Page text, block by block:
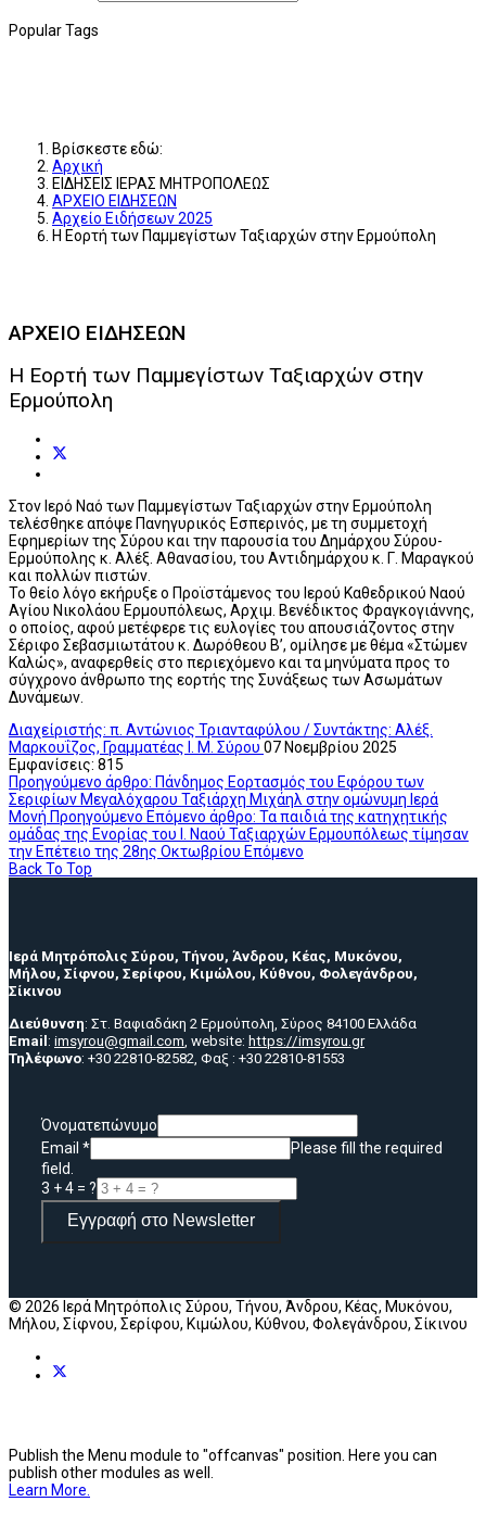
Popular Tags
Βρίσκεστε εδώ:
Αρχική
ΕΙΔΗΣΕΙΣ ΙΕΡΑΣ ΜΗΤΡΟΠΟΛΕΩΣ
ΑΡΧΕΙΟ ΕΙΔΗΣΕΩΝ
Αρχείο Ειδήσεων 2025
Η Εορτή των Παμμεγίστων Ταξιαρχών στην Ερμούπολη
ΑΡΧΕΙΟ ΕΙΔΗΣΕΩΝ
Η Εορτή των Παμμεγίστων Ταξιαρχών στην
Ερμούπολη
Στον Ιερό Ναό των Παμμεγίστων Ταξιαρχών στην Ερμούπολη
τελέσθηκε απόψε Πανηγυρικός Εσπερινός, με τη συμμετοχή
Εφημερίων της Σύρου και την παρουσία του Δημάρχου Σύρου-
Ερμούπολης κ. Αλέξ. Αθανασίου, του Αντιδημάρχου κ. Γ. Μαραγκού
και πολλών πιστών.
Το θείο λόγο εκήρυξε ο Προϊστάμενος του Ιερού Καθεδρικού Ναού
Αγίου Νικολάου Ερμουπόλεως, Αρχιμ. Βενέδικτος Φραγκογιάννης,
ο οποίος, αφού μετέφερε τις ευλογίες του απουσιάζοντος στην
Σέριφο Σεβασμιωτάτου κ. Δωρόθεου Β’, ομίλησε με θέμα «Στώμεν
Καλώς», αναφερθείς στο περιεχόμενο και τα μηνύματα προς το
σύγχρονο άνθρωπο της εορτής της Συνάξεως των Ασωμάτων
Δυνάμεων.
Διαχείριστής: π. Αντώνιος Τριανταφύλου / Συντάκτης: Αλέξ.
Μαρκουΐζος, Γραμματέας Ι. Μ. Σύρου 07 Νοεμβρίου 2025
Εμφανίσεις: 815
Προηγούμενο άρθρο: Πάνδημος Εορτασμός του Εφόρου των
Σεριφίων Μεγαλόχαρου Ταξιάρχη Μιχάηλ στην ομώνυμη Ιερά
Μονή Προηγούμενο Επόμενο άρθρο: Τα παιδιά της κατηχητικής
ομάδας της Ενορίας του Ι. Ναού Ταξιαρχών Ερμουπόλεως τίμησαν
την Επέτειο της 28ης Οκτωβρίου Επόμενο
Back To Top
Ιερά Μητρόπολις Σύρου, Τήνου, Άνδρου, Κέας, Μυκόνου,
Μήλου, Σίφνου, Σερίφου, Κιμώλου, Κύθνου, Φολεγάνδρου,
Σίκινου
Διεύθυνση: Στ. Βαφιαδάκη 2 Ερμούπολη, Σύρος 84100 Ελλάδα
Email : imsyrou@gmail.com, website: https://imsyrou.gr
Τηλέφωνο: +30 22810-82582, Φαξ : +30 22810-81553
Όνοματεπώνυμο
Email *
Please fill the required
field.
3 + 4 = ?
Εγγραφή στο Newsletter
© 2026 Ιερά Μητρόπολις Σύρου, Τήνου, Άνδρου, Κέας, Μυκόνου,
Μήλου, Σίφνου, Σερίφου, Κιμώλου, Κύθνου, Φολεγάνδρου, Σίκινου
Publish the Menu module to "offcanvas" position. Here you can
publish other modules as well.
Learn More.